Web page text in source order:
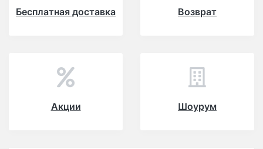
Бесплатная доставка Возврат
Акции Шоурум